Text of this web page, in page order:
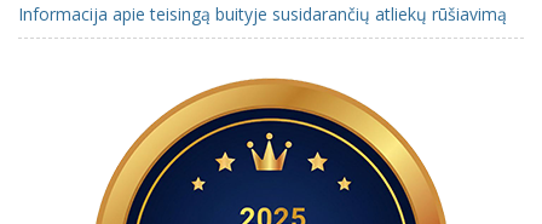
Informacija apie teisingą buityje susidarančių atliekų rūšiavimą